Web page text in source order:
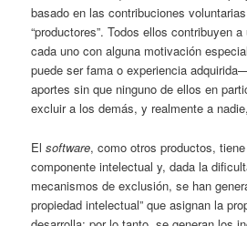
basado en las contribuciones
“productores”. Todos ellos contribuyen
cada uno con alguna motivación
puede ser fama o experiencia
aportes sin que ninguno de ellos en
excluir a los demás, y realmente a
Elsoftware, como otros productos,
componente intelectual y, dada la
mecanismos de exclusión, se han
propiedad intelectual” que asignan la